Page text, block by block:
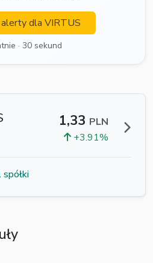
alerty dla VIRTUS
· 30 sekund
1,33 PLN
+3.91%